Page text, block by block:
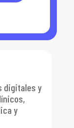
digitales y
y